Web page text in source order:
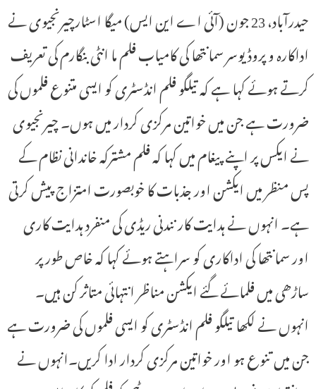
حیدرآباد، 23 جون (آئی اے این ایس) میگا اسٹارچیرنجیوی نے
اداکارہ و پروڈیوسر سمانتھا کی کامیاب فلم ما انٹی بنگارم کی تعریف
کرتے ہوئے کہا ہے کہ تیلگو فلم انڈسٹری کو ایسی متنوع فلموں کی
ضرورت ہے جن میں خواتین مرکزی کردار میں ہوں۔ چیرنجیوی
نے ایکس پر اپنے پیغام میں کہا کہ فلم مشترکہ خاندانی نظام کے
پس منظر میں ایکشن اور جذبات کا خوبصورت امتزاج پیش کرتی
ہے۔ انہوں نے ہدایت کار نندنی ریڈی کی منفرد ہدایت کاری
اور سمانتھا کی اداکاری کو سراہتے ہوئے کہا کہ خاص طور پر
ساڑھی میں فلمائے گئے ایکشن مناظر انتہائی متاثر کن ہیں۔
انہوں نے لکھا تیلگو فلم انڈسٹری کو ایسی فلموں کی ضرورت ہے
جن میں تنوع ہو اور خواتین مرکزی کردار ادا کریں۔انہوں نے